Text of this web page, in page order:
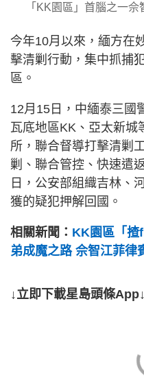
「KK園區」首腦之一
今年10月以來，緬方在
擊清剿行動，集中抓捕
區。
12月15日，中緬泰三國
瓦底地區KK、亞太新城
所，聯合督導打擊清剿
剿、聯合管控、快速遣
日，公安部組織吉林、
獲的疑犯押解回國。
相關新聞： KK園區「揸
弟成魔之路 佘智江菲律
↓立即下載星島頭條App↓